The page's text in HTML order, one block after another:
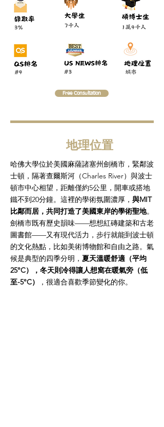
Free Consultation
地理位置
哈佛大學位於美國麻薩諸塞州劍橋市，緊鄰波
士頓，隔著查爾斯河（Charles River）與波士
頓市中心相望，距離僅約5公里，開車或搭地
鐵不到20分鐘。這裡的學術氛圍濃厚， 與MIT
比鄰而居，共同打造了美國東岸的學術聖地。
劍橋市既有歷史韻味——想想紅磚建築和古老
圖書館——又有現代活力，步行就能到波士頓
的文化熱點，比如美術博物館和自由之路。氣
候是典型的四季分明， 夏天溫暖舒適（平均
25°C），冬天則冷得讓人想窩在暖氣旁（低
至-5°C）
，很適合喜歡季節變化的你。